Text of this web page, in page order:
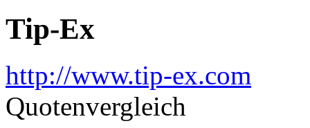
Tip-Ex
http://www.tip-ex.com
Quotenvergleich